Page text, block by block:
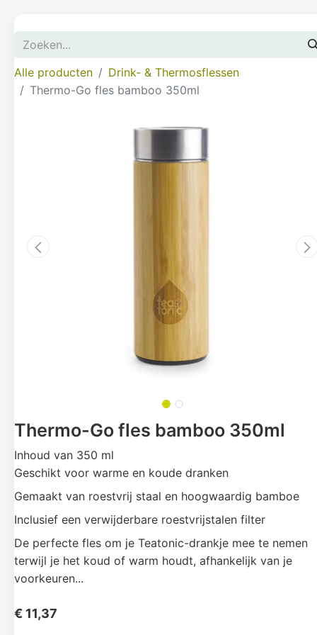
Alle producten
Drink- & Thermosflessen
Thermo-Go fles bamboo 350ml
Thermo-Go fles bamboo 350ml
Inhoud van 350 ml
Geschikt voor warme en koude dranken
Gemaakt van roestvrij staal en hoogwaardig bamboe
Inclusief een verwijderbare roestvrijstalen filter
De perfecte fles om je Teatonic-drankje mee te nemen
terwijl je het koud of warm houdt, afhankelijk van je
voorkeuren...
€ 11,37